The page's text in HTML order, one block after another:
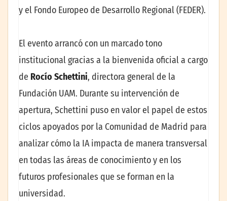
y el Fondo Europeo de Desarrollo Regional (FEDER).
El evento arrancó con un marcado tono
institucional gracias a la bienvenida oficial a cargo
de Rocío Schettini, directora general de la
Fundación UAM. Durante su intervención de
apertura, Schettini puso en valor el papel de estos
ciclos apoyados por la Comunidad de Madrid para
analizar cómo la IA impacta de manera transversal
en todas las áreas de conocimiento y en los
futuros profesionales que se forman en la
universidad.